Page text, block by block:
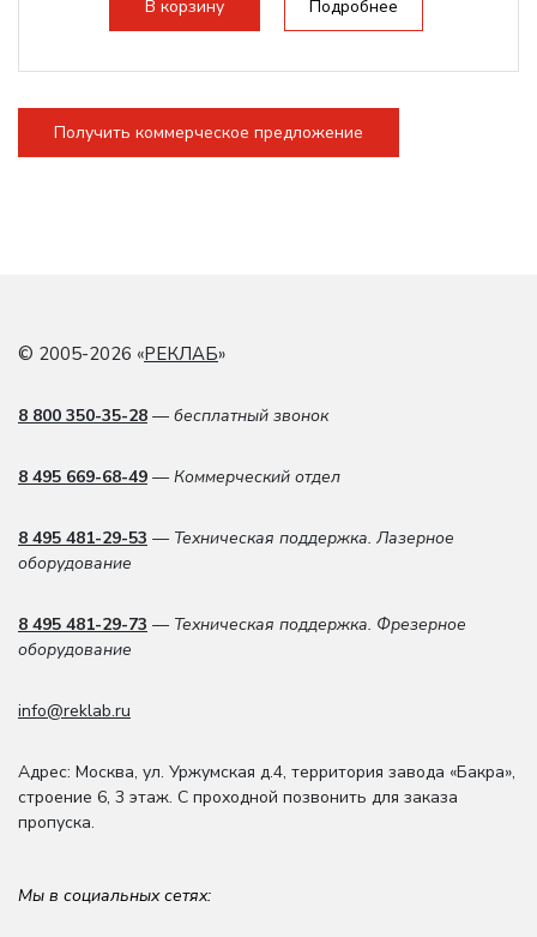
В корзину Подробнее
Получить коммерческое предложение
© 2005-2026 «РЕКЛАБ»
8 800 350-35-28 — бесплатный звонок
8 495 669-68-49 — Коммерческий отдел
8 495 481-29-53 — Техническая поддержка. Лазерное
оборудование
8 495 481-29-73 — Техническая поддержка. Фрезерное
оборудование
info@reklab.ru
Адрес: Москва, ул. Уржумская д.4, территория завода «Бакра»,
строение 6, 3 этаж. С проходной позвонить для заказа
пропуска.
Мы в социальных сетях: